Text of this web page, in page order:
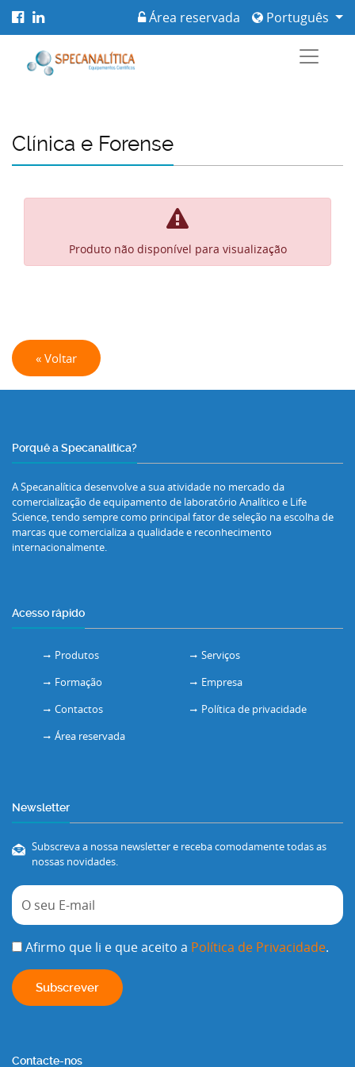
Português
Área reservada
Clínica e Forense
Produto não disponível para visualização
« Voltar
Porquê a Specanalítica?
A Specanalítica desenvolve a sua atividade no mercado da
comercialização de equipamento de laboratório Analítico e Life
Science, tendo sempre como principal fator de seleção na escolha de
marcas que comercializa a qualidade e reconhecimento
internacionalmente.
Acesso rápido
Produtos
Serviços
Formação
Empresa
Contactos
Política de privacidade
Área reservada
Newsletter
Subscreva a nossa newsletter e receba comodamente todas as
nossas novidades.
Afirmo que li e que aceito a Política de Privacidade.
Contacte-nos